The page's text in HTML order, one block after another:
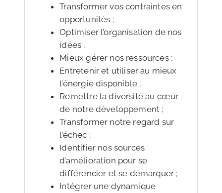
Transformer vos contraintes en
opportunités ;
Optimiser l’organisation de nos
idées ;
Mieux gérer nos ressources ;
Entretenir et utiliser au mieux
l’énergie disponible ;
Remettre la diversité au cœur
de notre développement ;
Transformer notre regard sur
l’échec ;
Identifier nos sources
d’amélioration pour se
différencier et se démarquer ;
Intégrer une dynamique